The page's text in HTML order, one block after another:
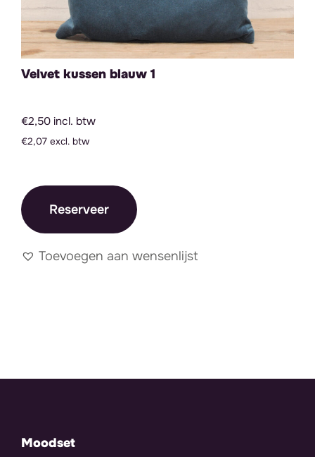
Velvet kussen blauw 1
€2,50 incl. btw
€2,07 excl. btw
Reserveer
Toevoegen aan wensenlijst
Moodset